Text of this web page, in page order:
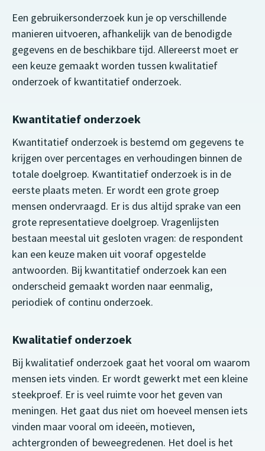
Een gebruikersonderzoek kun je op verschillende
manieren uitvoeren, afhankelijk van de benodigde
gegevens en de beschikbare tijd. Allereerst moet er
een keuze gemaakt worden tussen kwalitatief
onderzoek of kwantitatief onderzoek.
Kwantitatief onderzoek
Kwantitatief onderzoek is bestemd om gegevens te
krijgen over percentages en verhoudingen binnen de
totale doelgroep. Kwantitatief onderzoek is in de
eerste plaats meten. Er wordt een grote groep
mensen ondervraagd. Er is dus altijd sprake van een
grote representatieve doelgroep. Vragenlijsten
bestaan meestal uit gesloten vragen: de respondent
kan een keuze maken uit vooraf opgestelde
antwoorden. Bij kwantitatief onderzoek kan een
onderscheid gemaakt worden naar eenmalig,
periodiek of continu onderzoek.
Kwalitatief onderzoek
Bij kwalitatief onderzoek gaat het vooral om waarom
mensen iets vinden. Er wordt gewerkt met een kleine
steekproef. Er is veel ruimte voor het geven van
meningen. Het gaat dus niet om hoeveel mensen iets
vinden maar vooral om ideeën, motieven,
achtergronden of beweegredenen. Het doel is het